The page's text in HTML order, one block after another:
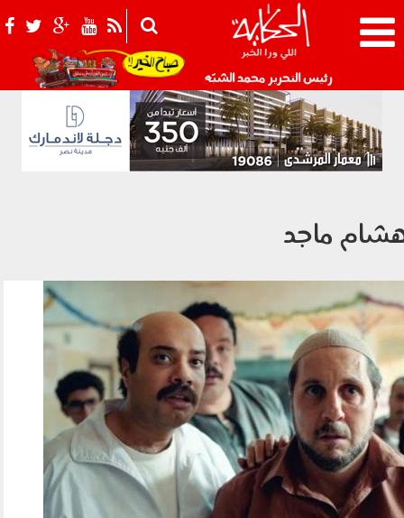
رئيس التحرير محمد الشبّه 021_2.png
ماجد
010603.jpg